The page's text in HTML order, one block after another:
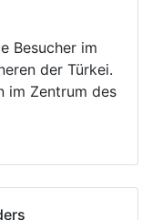
Besucher im
der Türkei.
im Zentrum des